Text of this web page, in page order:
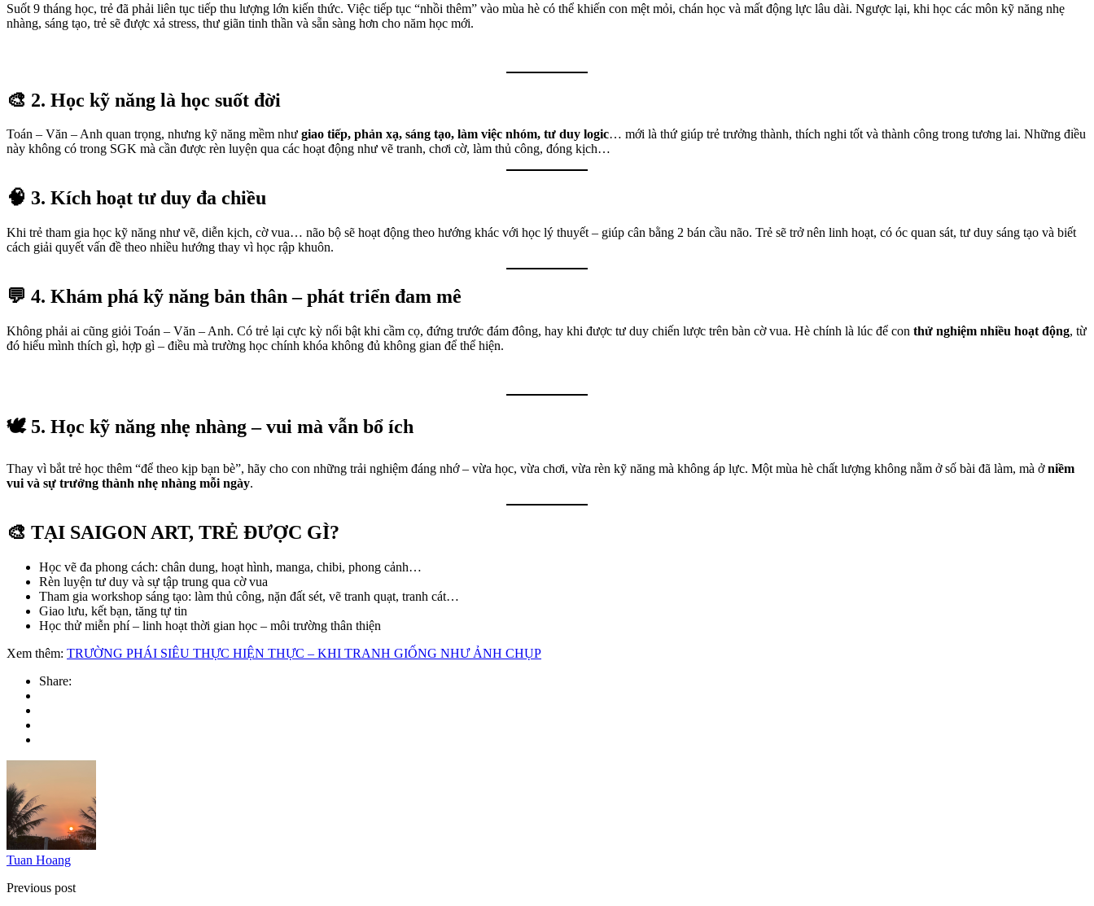
Suốt 9 tháng học, trẻ đã phải liên tục tiếp thu lượng lớn kiến thức. Việc tiếp tục “nhồi thêm” vào mùa hè có thể khiến con mệt mỏi, chán học và mất động lực lâu dài. Ngược lại, khi học các môn kỹ năng nhẹ
nhàng, sáng tạo, trẻ sẽ được xả stress, thư giãn tinh thần và sẵn sàng hơn cho năm học mới.
🎨 2. Học kỹ năng là học suốt đời
Toán – Văn – Anh quan trọng, nhưng kỹ năng mềm như giao tiếp, phản xạ, sáng tạo, làm việc nhóm, tư duy logic… mới là thứ giúp trẻ trưởng thành, thích nghi tốt và thành công trong tương lai. Những điều
này không có trong SGK mà cần được rèn luyện qua các hoạt động như vẽ tranh, chơi cờ, làm thủ công, đóng kịch…
🧠 3. Kích hoạt tư duy đa chiều
Khi trẻ tham gia học kỹ năng như vẽ, diễn kịch, cờ vua… não bộ sẽ hoạt động theo hướng khác với học lý thuyết – giúp cân bằng 2 bán cầu não. Trẻ sẽ trở nên linh hoạt, có óc quan sát, tư duy sáng tạo và biết
cách giải quyết vấn đề theo nhiều hướng thay vì học rập khuôn.
💬 4. Khám phá kỹ năng bản thân – phát triển đam mê
Không phải ai cũng giỏi Toán – Văn – Anh. Có trẻ lại cực kỳ nổi bật khi cầm cọ, đứng trước đám đông, hay khi được tư duy chiến lược trên bàn cờ vua. Hè chính là lúc để con thử nghiệm nhiều hoạt động, từ
đó hiểu mình thích gì, hợp gì – điều mà trường học chính khóa không đủ không gian để thể hiện.
🕊 5. Học kỹ năng nhẹ nhàng – vui mà vẫn bổ ích
Thay vì bắt trẻ học thêm “để theo kịp bạn bè”, hãy cho con những trải nghiệm đáng nhớ – vừa học, vừa chơi, vừa rèn kỹ năng mà không áp lực. Một mùa hè chất lượng không nằm ở số bài đã làm, mà ởniềm
vui và sự trưởng thành nhẹ nhàng mỗi ngày.
🎨 TẠI SAIGON ART, TRẺ ĐƯỢC GÌ?
Học vẽ đa phong cách: chân dung, hoạt hình, manga, chibi, phong cảnh…
Rèn luyện tư duy và sự tập trung qua cờ vua
Tham gia workshop sáng tạo: làm thủ công, nặn đất sét, vẽ tranh quạt, tranh cát…
Giao lưu, kết bạn, tăng tự tin
Học thử miễn phí – linh hoạt thời gian học – môi trường thân thiện
Xem thêm: TRƯỜNG PHÁI SIÊU THỰC HIỆN THỰC – KHI TRANH GIỐNG NHƯ ẢNH CHỤP
Share:
Tuan Hoang
Previous post